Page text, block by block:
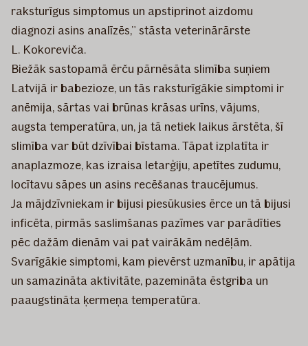
raksturīgus simptomus un apstiprinot aizdomu
diagnozi asins analīzēs,” stāsta veterinārārste
L. Kokoreviča.
Biežāk sastopamā ērču pārnēsāta slimība suņiem
Latvijā ir babezioze, un tās raksturīgākie simptomi ir
anēmija, sārtas vai brūnas krāsas urīns, vājums,
augsta temperatūra, un, ja tā netiek laikus ārstēta, šī
slimība var būt dzīvībai bīstama. Tāpat izplatīta ir
anaplazmoze, kas izraisa letarģiju, apetītes zudumu,
locītavu sāpes un asins recēšanas traucējumus.
Ja mājdzīvniekam ir bijusi piesūkusies ērce un tā bijusi
inficēta, pirmās saslimšanas pazīmes var parādīties
pēc dažām dienām vai pat vairākām nedēļām.
Svarīgākie simptomi, kam pievērst uzmanību, ir apātija
un samazināta aktivitāte, pazemināta ēstgriba un
paaugstināta ķermeņa temperatūra.